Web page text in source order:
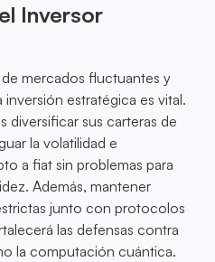
Inversor
mercados fluctuantes y
estratégica es vital.
diversificar sus carteras de
la volatilidad e
a fiat sin problemas para
Además, mantener
junto con protocolos
las defensas contra
la computación cuántica.